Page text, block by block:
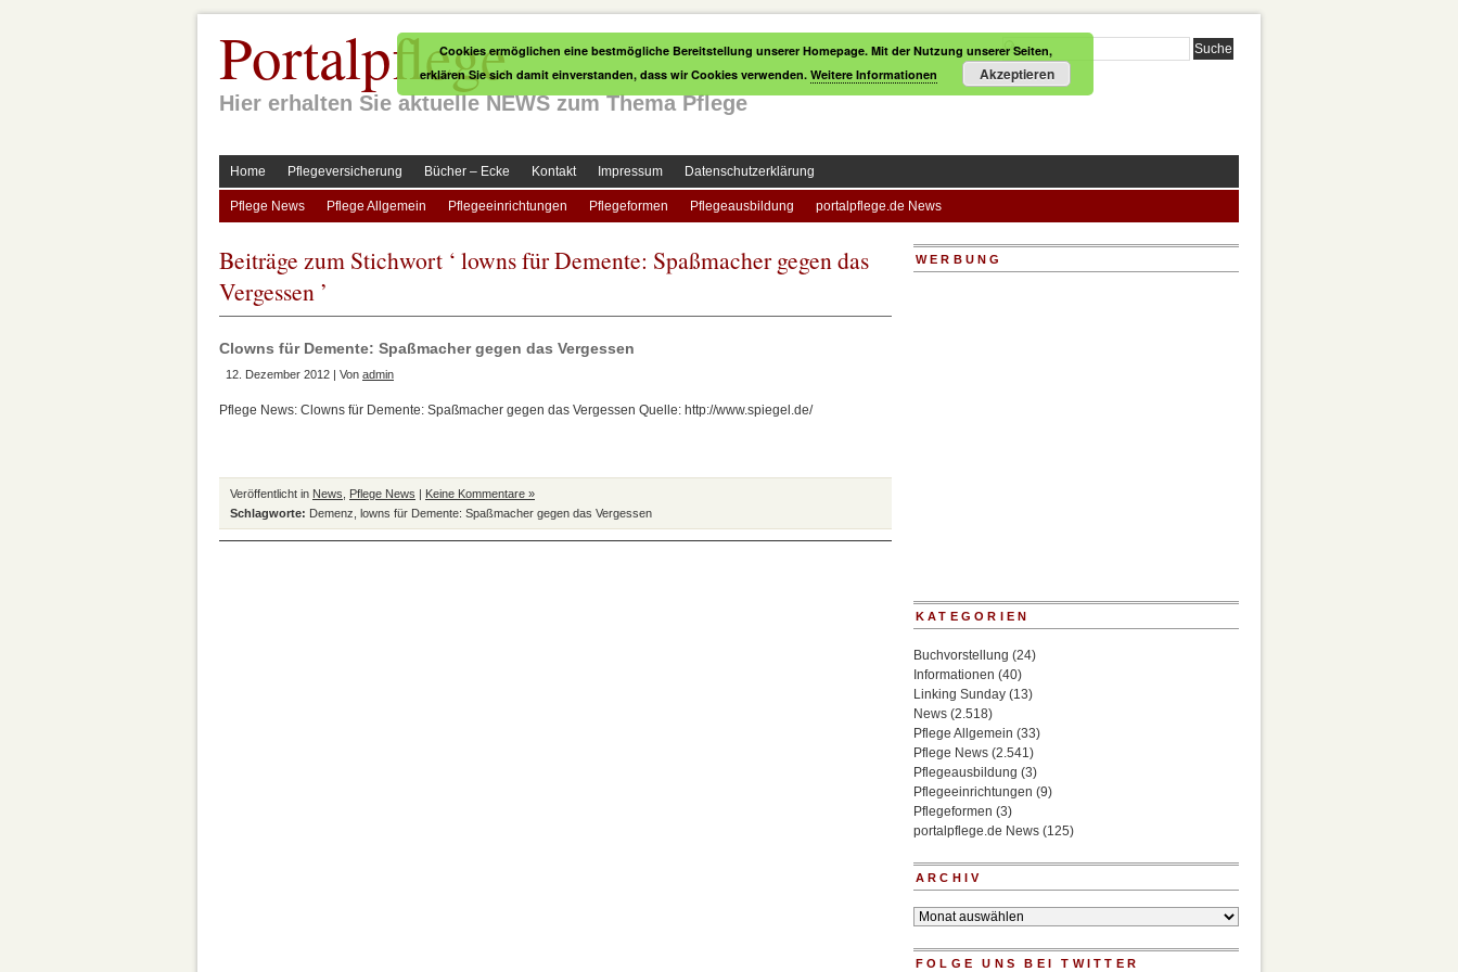
Portalpflege
Hier erhalten Sie aktuelle NEWS zum Thema Pflege
Home Pflegeversicherung Bücher – Ecke Kontakt Impressum Datenschutzerklärung
Pflege News Pflege Allgemein Pflegeeinrichtungen Pflegeformen Pflegeausbildung portalpflege.de News
Beiträge zum Stichwort ‘ lowns für Demente: Spaßmacher gegen das
Vergessen ’
Clowns für Demente: Spaßmacher gegen das Vergessen
12. Dezember 2012 | Von admin
Pflege News: Clowns für Demente: Spaßmacher gegen das Vergessen Quelle: http://www.spiegel.de/
Veröffentlicht in News Pflege News | Keine Kommentare »
Schlagworte: Demenz lowns für Demente: Spaßmacher gegen das Vergessen
WERBUNG
KATEGORIEN
Buchvorstellung (24)
Informationen (40)
Linking Sunday (13)
News (2.518)
Pflege Allgemein (33)
Pflege News (2.541)
Pflegeausbildung (3)
Pflegeeinrichtungen (9)
Pflegeformen (3)
portalpflege.de News (125)
ARCHIV
Archiv
FOLGE UNS BEI TWITTER
Cookies ermöglichen eine bestmögliche Bereitstellung unserer Homepage. Mit der Nutzung unserer Seiten,
erklären Sie sich damit einverstanden, dass wir Cookies verwenden. Weitere Informationen Akzeptieren